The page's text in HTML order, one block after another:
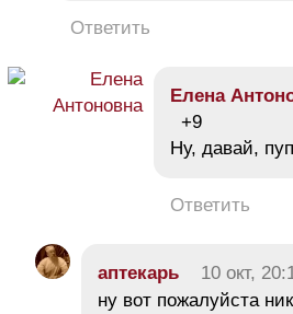
Ответить
Елена
+9
Ну, давай,
Ответить
аптекарь 10 окт,
ну вот пожалуйста